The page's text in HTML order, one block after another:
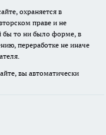
охраняется в
праве и не
бы то ни было форме, в
переработке не иначе
вы автоматически